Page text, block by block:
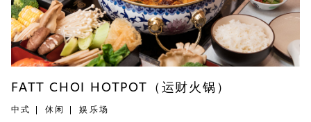
FATT CHOI HOTPOT（运财火锅）
中式 休闲 娱乐场